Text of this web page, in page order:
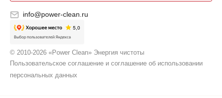
info@power-clean.ru
© 2010-2026 «Power Clean» Энергия чистоты
Пользовательское соглашение и соглашение об использовании
персональных данных